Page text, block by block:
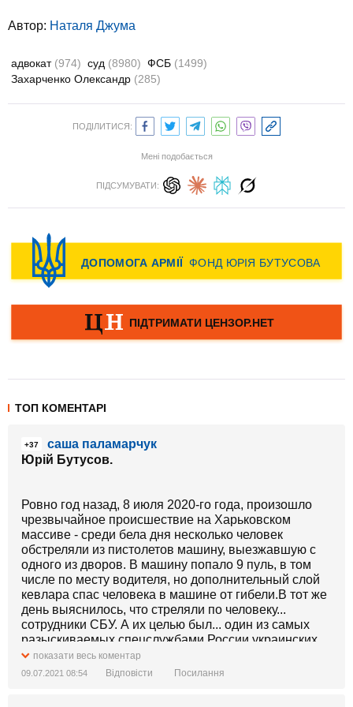
Автор: Наталя Джума
адвокат (974) суд (8980) ФСБ (1499)
Захарченко Олександр (285)
ПОДІЛИТИСЯ:
Мені подобається
ПІДСУМУВАТИ:
ТОП КОМЕНТАРІ
+37
саша паламарчук
Юрій Бутусов.
Ровно год назад, 8 июля 2020-го года, произошло
чрезвычайное происшествие на Харьковском
массиве - среди бела дня несколько человек
обстреляли из пистолетов машину, выезжавшую с
одного из дворов. В машину попало 9 пуль, в том
числе по месту водителя, но дополнительный слой
кевлара спас человека в машине от гибели.В тот же
день выяснилось, что стреляли по человеку...
сотрудники СБУ. А их целью был... один из самых
разыскиваемых спецслужбами России украинских
диверсантов с позывным "Швед". Российские СМИ
неоднократно писали, что "Швед" якобы действует
показати весь коментар
09.07.2021 08:54 Відповісти Посилання